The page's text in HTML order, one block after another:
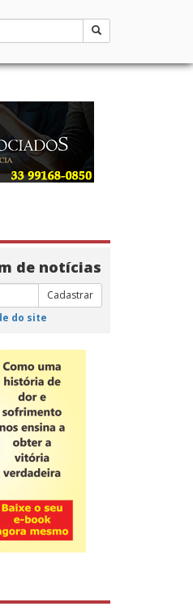
de notícias
Cadastrar
do site